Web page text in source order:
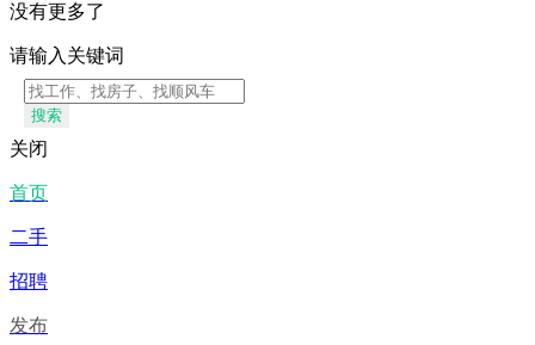
没有更多了
请输入关键词
搜索
关闭
首页
二手
招聘
发布